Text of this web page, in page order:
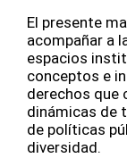
El presente
acompañar a
espacios
conceptos e
derechos que
dinámicas de
de políticas
diversidad.